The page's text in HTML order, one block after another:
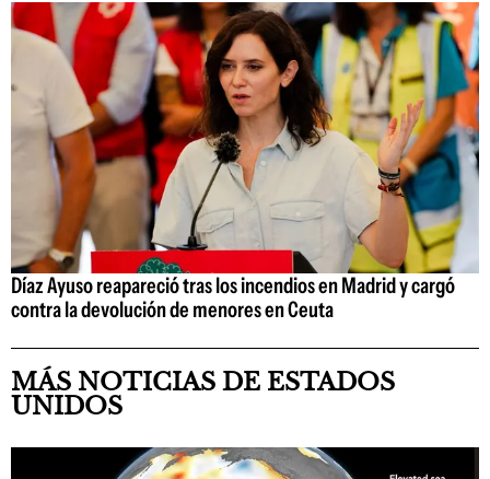
Díaz Ayuso reapareció tras los incendios en Madrid y cargó
contra la devolución de menores en Ceuta
MÁS NOTICIAS DE ESTADOS
UNIDOS